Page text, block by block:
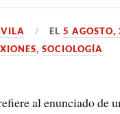
EL5 AGOSTO,
,SOCIOLOGÍA
al enunciado de